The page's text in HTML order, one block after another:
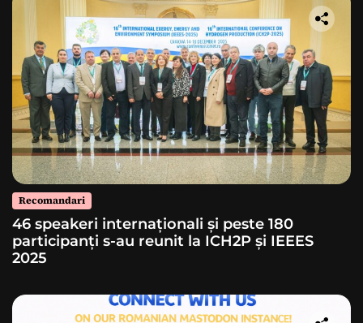
Recomandari
46 speakeri internaționali și peste 180
participanți s-au reunit la ICH2P și IEEES
2025